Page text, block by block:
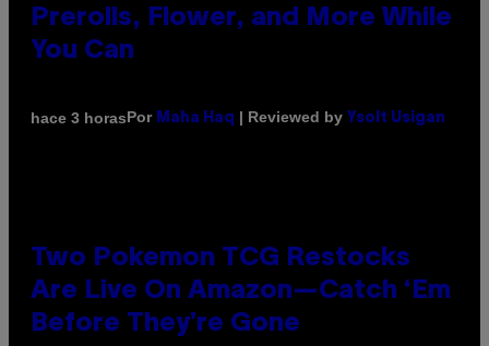
Prerolls, Flower, and More While
You Can
hace 3 horasPor Maha Haq | Reviewed by Ysolt Usigan
Two Pokemon TCG Restocks
Are Live On Amazon—Catch ‘Em
Before They’re Gone